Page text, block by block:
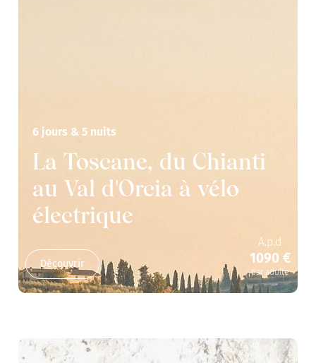
6 jours & 5 nuits
La Toscane, du Chianti
au Val d'Orcia à vélo
électrique
Découvrir
A.p.d
1090 €
par adulte